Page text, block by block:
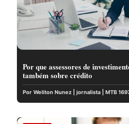
Por que assessores de
também sobre crédito
Por Weliton Nunez | jornalista | MTB